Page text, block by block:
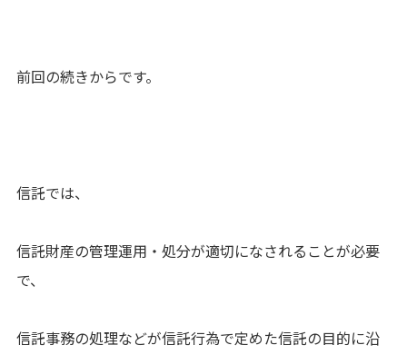
前回の続きからです。
信託では、
信託財産の管理運用・処分が適切になされることが必要
で、
信託事務の処理などが信託行為で定めた信託の目的に沿